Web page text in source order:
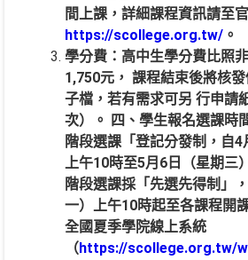
間上課，詳細課程資訊請至
https://scollege.org.tw/ 。
學分費：高中生學分費比照
1,750元， 課程結束後將核
子檔，若有需求可另 行申請
次）。 四、學生報名選課時
階段選課「登記分發制，自4
上午10時至5月6日（星期三
階段選課採「先選先得制」
一）上午10時起至各課程開
全國夏季學院線上系統
（https://scollege.org.tw/